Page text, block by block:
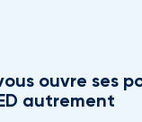
ouvre ses
autrement